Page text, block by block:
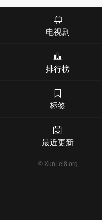
电视剧
排行榜
标签
最近更新
© XunLei8.org